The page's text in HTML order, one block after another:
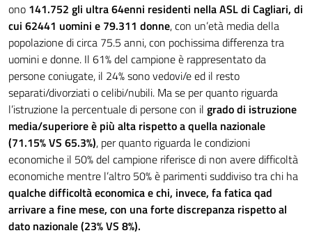
ono 141.752 gli ultra 64enni residenti nella ASL di Cagliari, di
cui 62441 uomini e 79.311 donne, con un’età media della
popolazione di circa 75.5 anni, con pochissima differenza tra
uomini e donne. Il 61% del campione è rappresentato da
persone coniugate, il 24% sono vedovi/e ed il resto
separati/divorziati o celibi/nubili. Ma se per quanto riguarda
l’istruzione la percentuale di persone con il grado di istruzione
media/superiore è più alta rispetto a quella nazionale
(71.15% VS 65.3%), per quanto riguarda le condizioni
economiche il 50% del campione riferisce di non avere difficoltà
economiche mentre l’altro 50% è parimenti suddiviso tra chi ha
qualche difficoltà economica e chi, invece, fa fatica qad
arrivare a fine mese, con una forte discrepanza rispetto al
dato nazionale (23% VS 8%).